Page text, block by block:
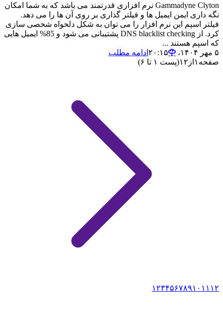
Gammadyne Clyton نرم افزاری قدرتمند می باشد که به شما امکان
نگه داری ایمن ایمیل ها و فیلتر گذاری بر روی آن ها را می دهد.
فیلتر اسپم این نرم افزار را می توان به شکل دلخواه شخصی سازی
کرد. از DNS blacklist checking پشتیبانی می شود و 85% ایمیل هایی
که اسپم هستند ...
۵ مهر ۱۴۰۴،‏ ۲۰:۱۵
ادامه مطلب
صفحه ۱ از ۱۲(پست ۱ تا ۶)
۱۲۳۴۵۶۷۸۹۱۰ ۱۱ ۱۲